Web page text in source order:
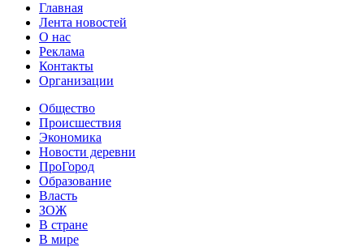
Главная
Лента новостей
О нас
Реклама
Контакты
Организации
Общество
Происшествия
Экономика
Новости деревни
ПроГород
Образование
Власть
ЗОЖ
В стране
В мире